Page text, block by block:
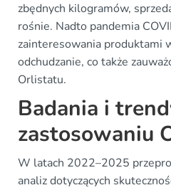
zbędnych kilogramów,
rośnie. Nadto pandemia
zainteresowania produktami
odchudzanie, co także
Orlistatu.
Badania i
zastosowaniu
W latach 2022–2025
analiz dotyczących